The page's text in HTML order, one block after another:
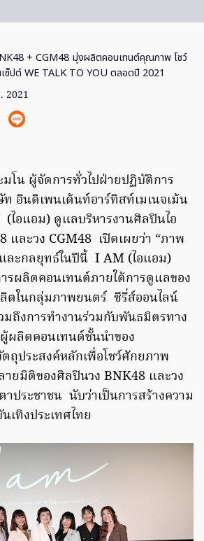
+ CGM48 มุ่งผลิตคอนเทนต์คุณภาพ โชว์
ซ็ปต์ WE TALK TO YOU ตลอดปี 2021
2021
โน ผู้จัดการทั่วไปฝ่ายปฏิบัติการ
อินดิเพนเด้นท์อาร์ทิสท์เมเนจเม้น
ไอแอม) ดูแลบริหารงานศิลปินไอ
และวง CGM48 เปิดเผยว่า “ภาพ
ละกลยุทธ์ในปีนี้ I AM (ไอแอม)
รผลิตคอนเทนต์ภายใต้การดูแลของ
ตในกลุ่มภาพยนตร์ ซีรี่ส์ออนไลน์
มถึงการทำงานร่วมกับพันธมิตรทาง
ผลิตคอนเทนต์ชั้นนำของ
ถุประสงค์หลักเพื่อโชว์ศักยภาพ
ยมิติของศิลปินวง BNK48 และวง
ประชาชน นับว่าเป็นการสร้างความ
เทิงประเทศไทย